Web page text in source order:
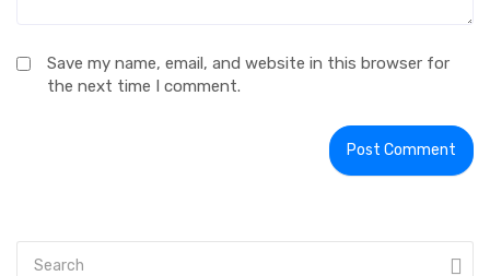
Save my name, email, and website in this browser for
the next time I comment.